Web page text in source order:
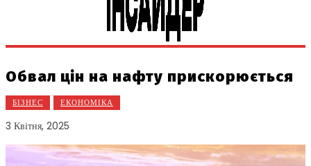
Обвал цін на нафту прискорюється
БІЗНЕС ЕКОНОМІКА
3 Квітня, 2025